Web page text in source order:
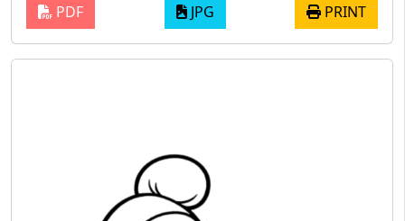
PDF JPG PRINT